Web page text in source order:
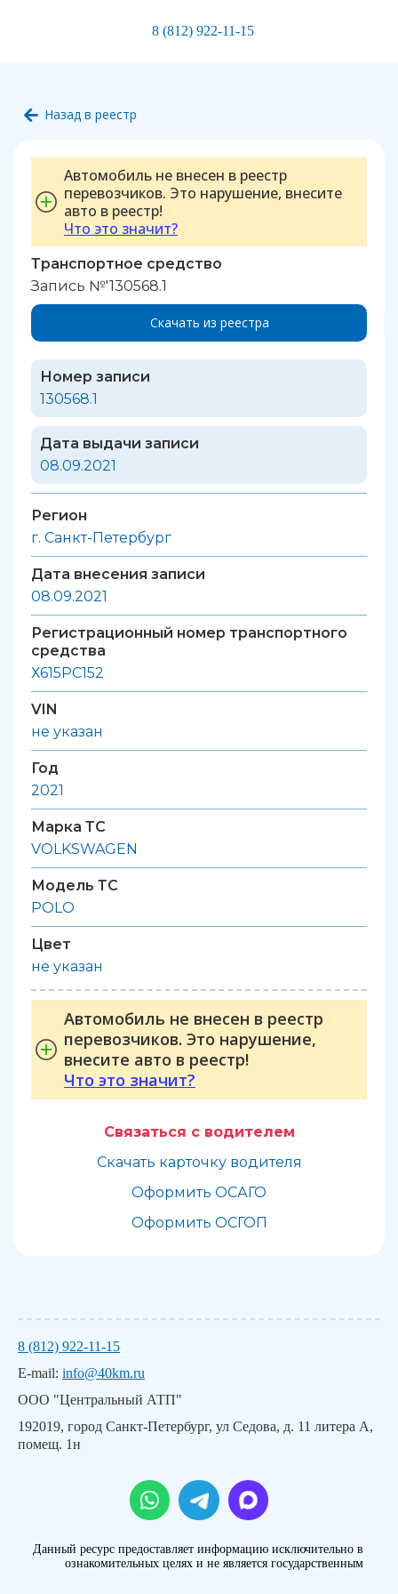
8 (812) 922-11-15
Назад в реестр
Автомобиль не внесен в реестр
перевозчиков. Это нарушение, внесите
авто в реестр!
Что это значит?
Транспортное средство
Запись №'130568.1
Скачать из реестра
Номер записи
130568.1
Дата выдачи записи
08.09.2021
Регион
г. Санкт-Петербург
Дата внесения записи
08.09.2021
Регистрационный номер транспортного
средства
Х615РС152
VIN
не указан
Год
2021
Марка ТС
VOLKSWAGEN
Модель ТС
POLO
Цвет
не указан
Автомобиль не внесен в реестр
перевозчиков. Это нарушение,
внесите авто в реестр!
Что это значит?
Связаться с водителем
Скачать карточку водителя
Оформить ОСАГО
Оформить ОСГОП
8 (812) 922-11-15
E-mail: info@40km.ru
ООО "Центральный АТП"
192019, город Санкт-Петербург, ул Седова, д. 11 литера А,
помещ. 1н
Данный ресурс предоставляет информацию исключительно в
ознакомительных целях и не является государственным